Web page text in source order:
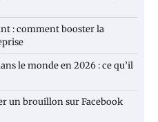
: comment booster la
le monde en 2026 : ce qu’il
un brouillon sur Facebook